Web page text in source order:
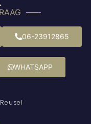
06-23912865
WHATSAPP